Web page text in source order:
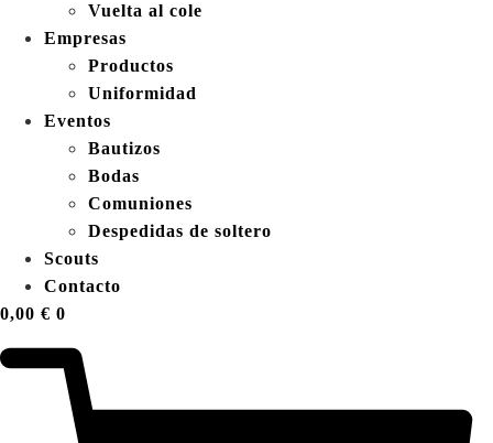
Vuelta al cole
Empresas
Productos
Uniformidad
Eventos
Bautizos
Bodas
Comuniones
Despedidas de soltero
Scouts
Contacto
0,00 € 0